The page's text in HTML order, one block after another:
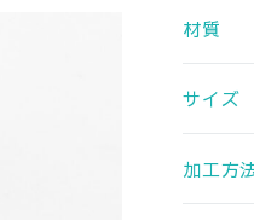
材質
サイズ
加工方